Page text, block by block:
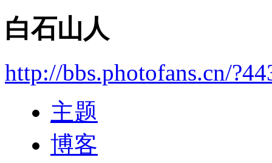
白石山人
http://bbs.photofans.cn/
主题
博客